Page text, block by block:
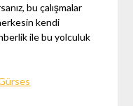
bu çalışmalar
kendi
ile bu yolculuk